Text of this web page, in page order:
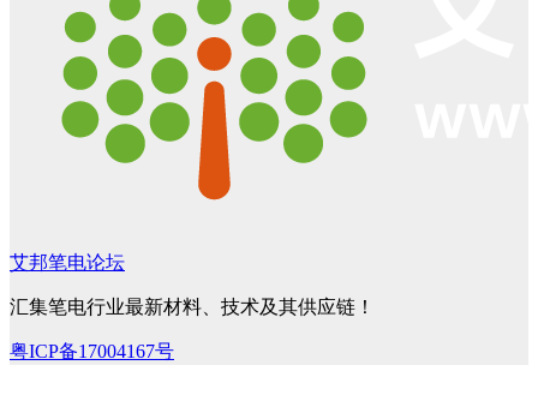
艾邦笔电论坛
汇集笔电行业最新材料、技术及其供应链！
粤ICP备17004167号